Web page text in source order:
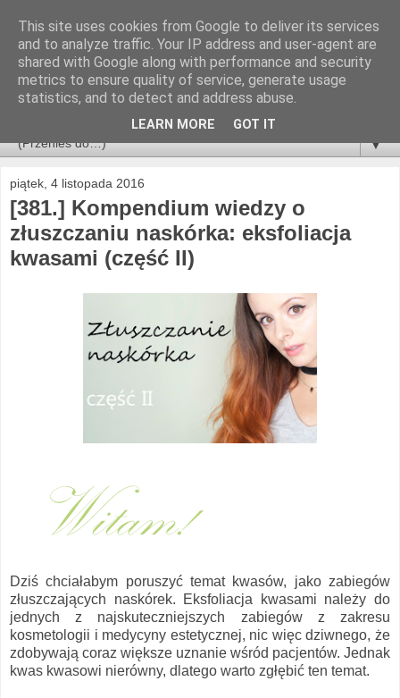
▼
piątek, 4 listopada 2016
[381.] Kompendium wiedzy o
złuszczaniu naskórka: eksfoliacja
kwasami (część II)
Dziś chciałabym poruszyć temat kwasów, jako zabiegów
złuszczających naskórek. Eksfoliacja kwasami należy do
jednych z najskuteczniejszych zabiegów z zakresu
kosmetologii i medycyny estetycznej, nic więc dziwnego, że
zdobywają coraz większe uznanie wśród pacjentów. Jednak
kwas kwasowi nierówny, dlatego warto zgłębić ten temat.
This site uses cookies from Google to deliver its services
and to analyze traffic. Your IP address and user-agent are
shared with Google along with performance and security
metrics to ensure quality of service, generate usage
statistics, and to detect and address abuse.
LEARN MORE GOT IT